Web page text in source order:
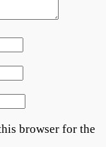
browser for the